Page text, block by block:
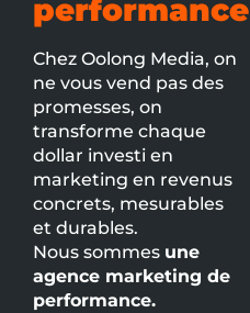
performance
Chez Oolong Media, on
ne vous vend pas des
promesses, on
transforme chaque
dollar investi en
marketing en revenus
concrets, mesurables
et durables.
Nous sommes une
agence marketing de
performance.